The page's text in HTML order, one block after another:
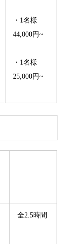
・1名様
44,000円~
・1名様
25,000円~
全2.5時間